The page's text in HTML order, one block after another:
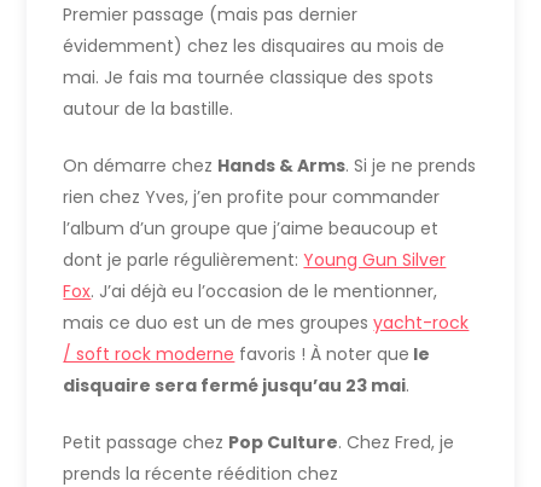
Premier passage (mais pas dernier
évidemment) chez les disquaires au mois de
mai. Je fais ma tournée classique des spots
autour de la bastille.
On démarre chez Hands & Arms. Si je ne prends
rien chez Yves, j’en profite pour commander
l’album d’un groupe que j’aime beaucoup et
dont je parle régulièrement:Young Gun Silver
Fox. J’ai déjà eu l’occasion de le mentionner,
mais ce duo est un de mes groupesyacht-rock
/ soft rock moderne favoris ! À noter que le
disquaire sera fermé jusqu’au 23 mai.
Petit passage chez Pop Culture. Chez Fred, je
prends la récente réédition chez